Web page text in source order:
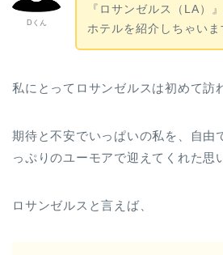
Dくん
『ロサンゼルス（LA）
ホテルを紹介しちゃいま
私にとってロサンゼルスは初めて訪
期待と不安でいっぱいの私を、自由
っぷりのユーモアで迎えてくれた思
ロサンゼルスと言えば、